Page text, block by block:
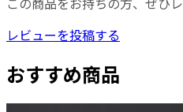
レビューを投稿する
おすすめ商品